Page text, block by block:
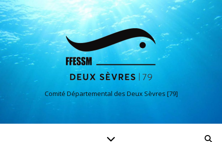
Comité Départemental des Deux Sèvres [79]